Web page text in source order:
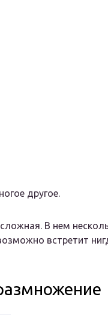
другое.
В нем
встретит